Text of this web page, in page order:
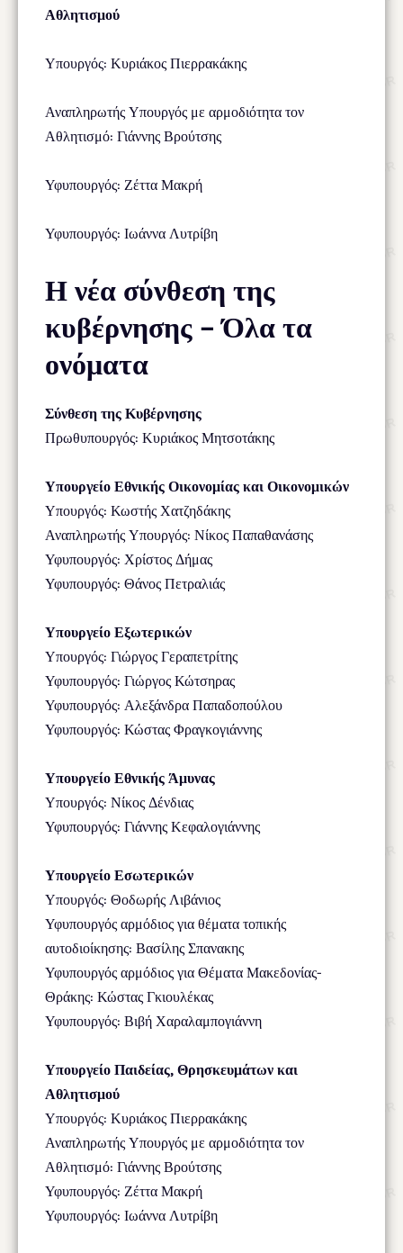
Αθλητισμού
Υπουργός: Κυριάκος Πιερρακάκης
Αναπληρωτής Υπουργός με αρμοδιότητα τον
Αθλητισμό: Γιάννης Βρούτσης
Υφυπουργός: Ζέττα Μακρή
Υφυπουργός: Ιωάννα Λυτρίβη
Η νέα σύνθεση της
κυβέρνησης – Όλα τα
ονόματα
Σύνθεση της Κυβέρνησης
Πρωθυπουργός: Κυριάκος Μητσοτάκης
Υπουργείο Εθνικής Οικονομίας και Οικονομικών
Υπουργός: Κωστής Χατζηδάκης
Αναπληρωτής Υπουργός: Νίκος Παπαθανάσης
Υφυπουργός: Χρίστος Δήμας
Υφυπουργός: Θάνος Πετραλιάς
Υπουργείο Εξωτερικών
Υπουργός: Γιώργος Γεραπετρίτης
Υφυπουργός: Γιώργος Κώτσηρας
Υφυπουργός: Αλεξάνδρα Παπαδοπούλου
Υφυπουργός: Κώστας Φραγκογιάννης
Υπουργείο Εθνικής Άμυνας
Υπουργός: Νίκος Δένδιας
Υφυπουργός: Γιάννης Κεφαλογιάννης
Υπουργείο Εσωτερικών
Υπουργός: Θοδωρής Λιβάνιος
Υφυπουργός αρμόδιος για θέματα τοπικής
αυτοδιοίκησης: Βασίλης Σπανακης
Υφυπουργός αρμόδιος για Θέματα Μακεδονίας-
Θράκης: Κώστας Γκιουλέκας
Υφυπουργός: Βιβή Χαραλαμπογιάννη
Υπουργείο Παιδείας, Θρησκευμάτων και
Αθλητισμού
Υπουργός: Κυριάκος Πιερρακάκης
Αναπληρωτής Υπουργός με αρμοδιότητα τον
Αθλητισμό: Γιάννης Βρούτσης
Υφυπουργός: Ζέττα Μακρή
Υφυπουργός: Ιωάννα Λυτρίβη